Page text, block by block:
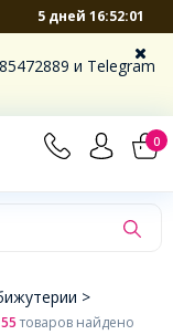
5 дней 16:52:00
и Telegram
0
×
>
товаров найдено